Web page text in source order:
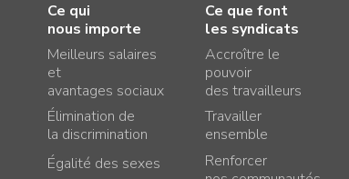
Ce qui
nous importe
Meilleurs salaires
et
avantages sociaux
Élimination de
la discrimination
Égalité des sexes
Ce que font
les syndicats
Accroître le
pouvoir
des travailleurs
Travailler
ensemble
Renforcer